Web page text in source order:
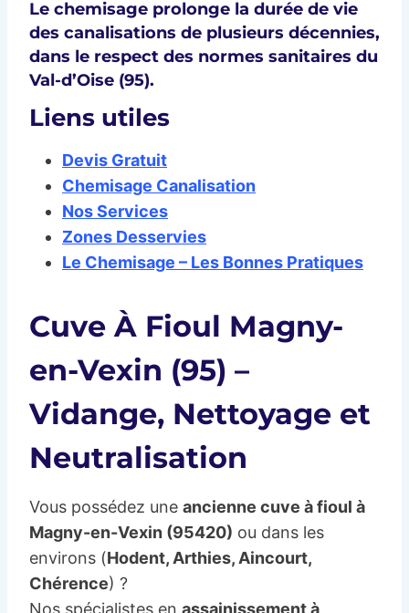
Le chemisage prolonge la durée de vie
des canalisations de plusieurs décennies,
dans le respect des normes sanitaires du
Val-d’Oise (95).
Liens utiles
Devis Gratuit
Chemisage Canalisation
Nos Services
Zones Desservies
Le Chemisage – Les Bonnes Pratiques
Cuve À Fioul Magny-
en-Vexin (95) –
Vidange, Nettoyage et
Neutralisation
Vous possédez une ancienne cuve à fioul à
Magny-en-Vexin (95420) ou dans les
environs (Hodent, Arthies, Aincourt,
Chérence) ?
Nos spécialistes en assainissement à